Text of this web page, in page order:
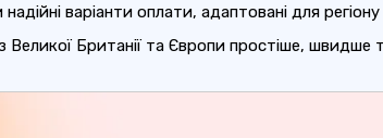
варіанти оплати, адаптовані для регіону
Британії та Європи простіше, швидше